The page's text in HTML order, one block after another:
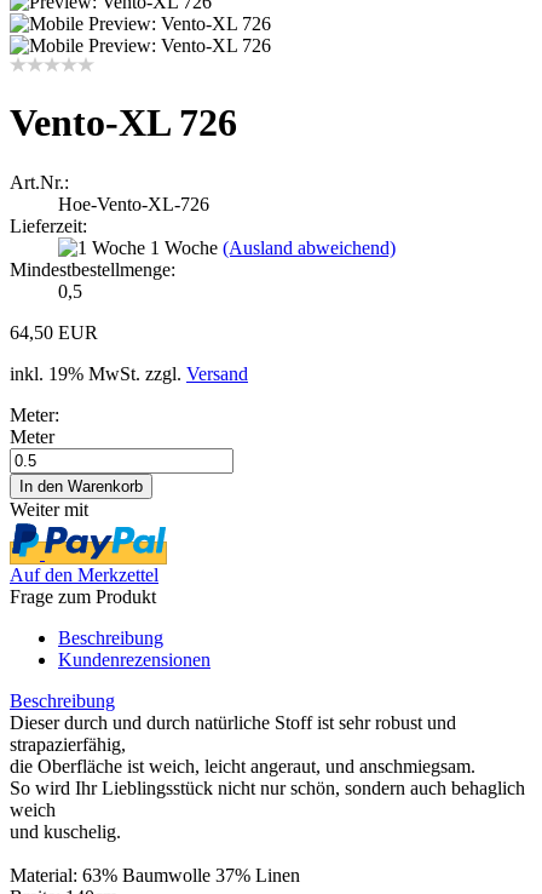
Vento-XL 726
Art.Nr.:
Hoe-Vento-XL-726
Lieferzeit:
1 Woche (Ausland abweichend)
Mindestbestellmenge:
0,5
64,50 EUR
inkl. 19% MwSt. zzgl. Versand
Meter:
Meter
Weiter mit
Auf den Merkzettel
Frage zum Produkt
Beschreibung
Kundenrezensionen
Beschreibung
Dieser durch und durch natürliche Stoff ist sehr robust und
strapazierfähig,
die Oberfläche ist weich, leicht angeraut, und anschmiegsam.
So wird Ihr Lieblingsstück nicht nur schön, sondern auch behaglich
weich
und kuschelig.
Material: 63% Baumwolle 37% Linen